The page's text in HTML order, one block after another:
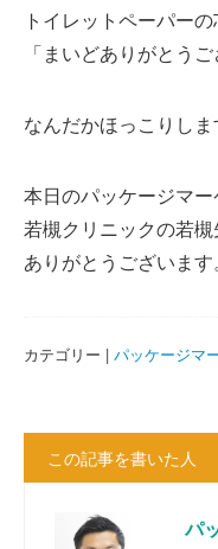
トイレットペーパー
「まいどありがとうご
なんだかほっこりしま
本日のパッケージマー
若槻クリニックの若
ありがとうございます。
カテゴリー | パッケージマ
この記事を書いた人
パ